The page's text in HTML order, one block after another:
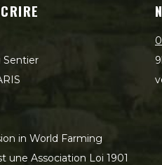
Sentier
in World Farming
une Association Loi 1901